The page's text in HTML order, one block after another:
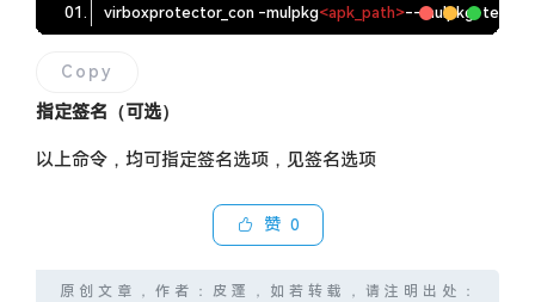
virboxprotector_con -mulpkg<apk_path>--mulpkg-
Copy
指定签名（可选）
以上命令，均可指定签名选项，见签名选项
赞 0
原创文章，作者：皮蓬，如若转载，请注明出处：